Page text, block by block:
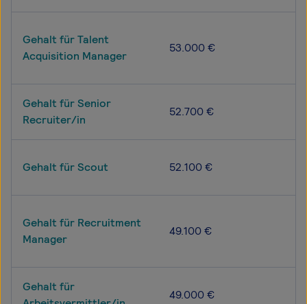
Gehalt für Talent
Acquisition Manager
53.000 €
Gehalt für Senior
Recruiter/in
52.700 €
Gehalt für Scout 52.100 €
Gehalt für Recruitment
Manager
49.100 €
Gehalt für
49.000 €